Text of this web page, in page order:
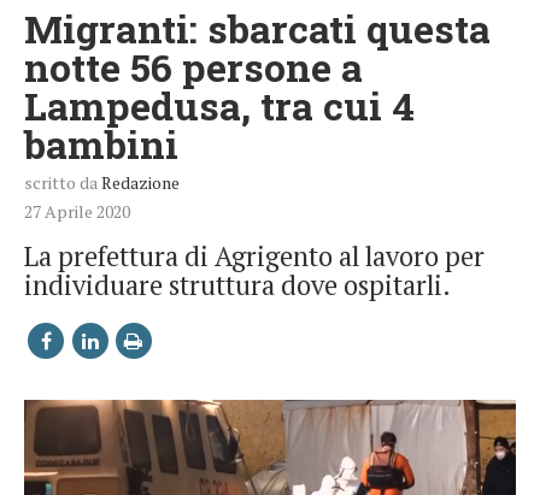
Migranti: sbarcati questa
notte 56 persone a
Lampedusa, tra cui 4
bambini
scritto da Redazione
27 Aprile 2020
La prefettura di Agrigento al lavoro per
individuare struttura dove ospitarli.